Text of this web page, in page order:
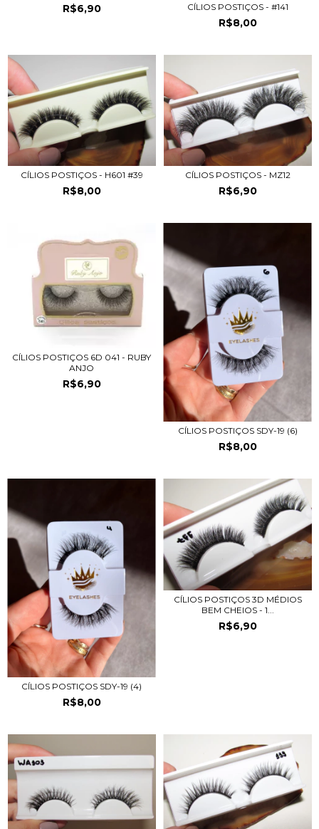
R$6,90 CÍLIOS POSTIÇOS - #141
R$8,00
CÍLIOS POSTIÇOS - H601 #39
R$8,00
CÍLIOS POSTIÇOS - MZ12
R$6,90
CÍLIOS POSTIÇOS 6D 041 - RUBY
ANJO
R$6,90
CÍLIOS POSTIÇOS SDY-19 (6)
R$8,00
CÍLIOS POSTIÇOS SDY-19 (4)
R$8,00
CÍLIOS POSTIÇOS 3D MÉDIOS
BEM CHEIOS - 1...
R$6,90